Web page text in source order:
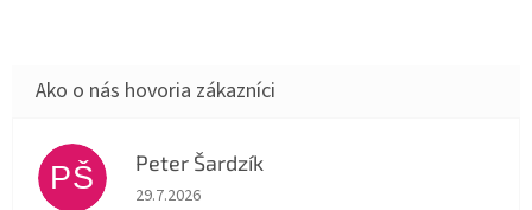
PŠ Peter Šardzík
Hodnotenie obchodu je 5 z 5 hviezdičiek.
29.7.2026